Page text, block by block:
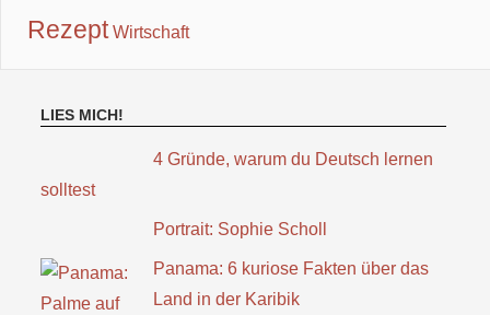
Rezept Wirtschaft
LIES MICH!
4 Gründe, warum du Deutsch lernen
solltest
Portrait: Sophie Scholl
Panama: 6 kuriose Fakten über das
Land in der Karibik